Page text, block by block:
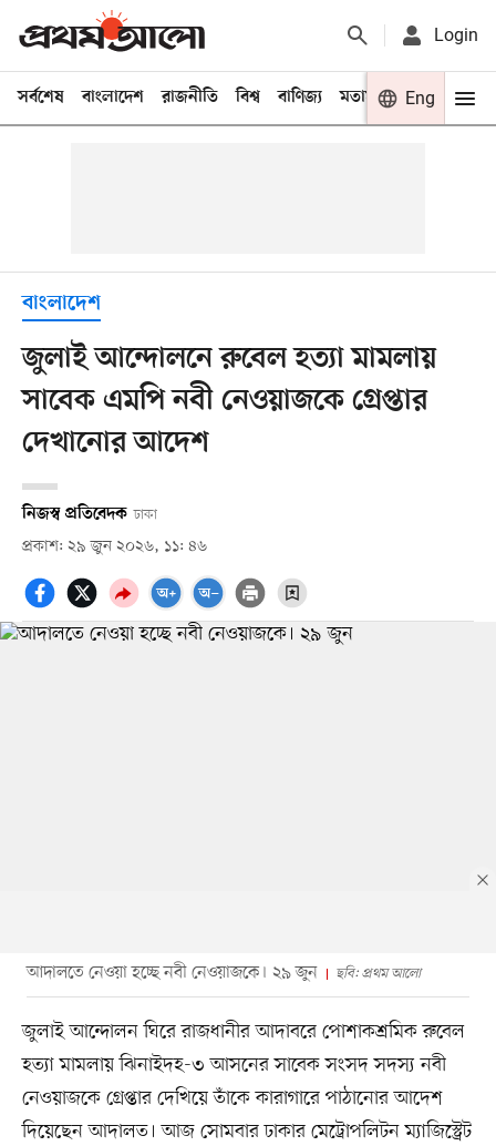
Login
সর্বশেষ বাংলাদেশ রাজনীতি বিশ্ব বাণিজ্য মতামত খেলা
Eng
বাংলাদেশ
জুলাই আন্দোলনে রুবেল হত্যা মামলায়
সাবেক এমপি নবী নেওয়াজকে গ্রেপ্তার
দেখানোর আদেশ
নিজস্ব প্রতিবেদক ঢাকা
প্রকাশ: ২৯ জুন ২০২৬, ১১: ৪৬
আদালতে নেওয়া হচ্ছে নবী নেওয়াজকে। ২৯ জুন ছবি: প্রথম আলো
জুলাই আন্দোলন ঘিরে রাজধানীর আদাবরে পোশাকশ্রমিক রুবেল
হত্যা মামলায় ঝিনাইদহ-৩ আসনের সাবেক সংসদ সদস্য নবী
নেওয়াজকে গ্রেপ্তার দেখিয়ে তাঁকে কারাগারে পাঠানোর আদেশ
দিয়েছেন আদালত। আজ সোমবার ঢাকার মেট্রোপলিটন ম্যাজিস্ট্রেট